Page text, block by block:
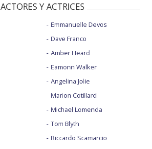
ACTORES Y ACTRICES
Emmanuelle Devos
Dave Franco
Amber Heard
Eamonn Walker
Angelina Jolie
Marion Cotillard
Michael Lomenda
Tom Blyth
Riccardo Scamarcio